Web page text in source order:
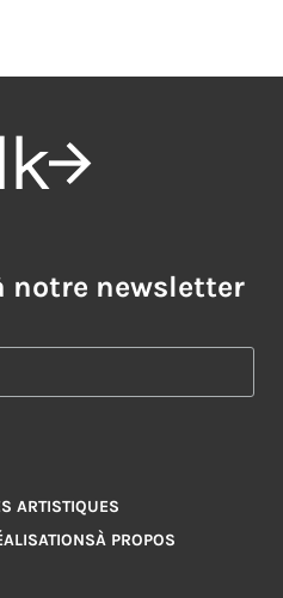
notre newsletter
ARTISTIQUES
À PROPOS